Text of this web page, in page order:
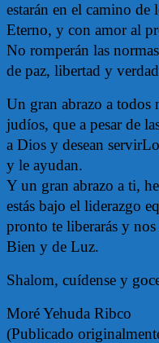
estarán en el camino
Eterno, y con amor al
No romperán las
de paz, libertad y
Un gran abrazo a todos
judíos, que a pesar de
a Dios y desean
y le ayudan.
Y un gran abrazo a ti,
estás bajo el liderazgo
pronto te liberarás y nos
Bien y de Luz.
Shalom, cuídense y
Moré Yehuda Ribco
(Publicado